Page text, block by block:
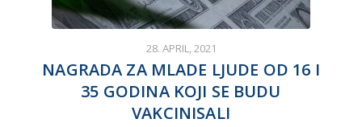
28. APRIL, 2021
NAGRADA ZA MLADE LJUDE OD 16 I
35 GODINA KOJI SE BUDU
VAKCINISALI